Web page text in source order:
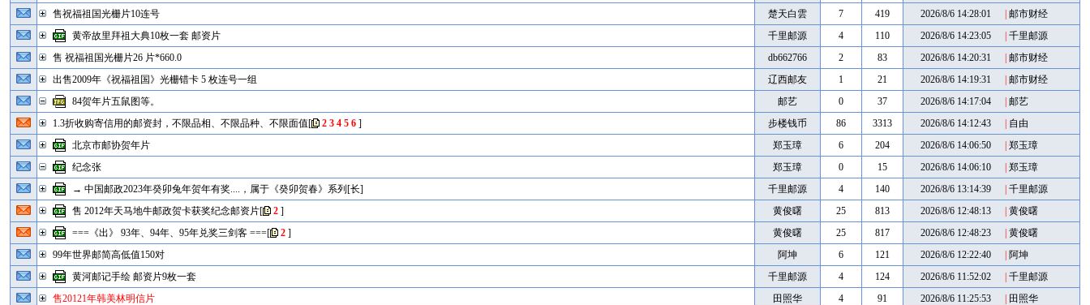
楚天白雲
7 419 2026/8/6 14:28:01 邮市财经
售祝福祖国光栅片10连号
千里邮源
4 110 2026/8/6 14:23:05 千里邮源
黄帝故里拜祖大典10枚一套 邮资片
db662766
2 83 2026/8/6 14:20:31 邮市财经
售 祝福祖国光栅片26 片*660.0
辽西邮友
1 21 2026/8/6 14:19:31 邮市财经
出售2009年《祝福祖国》光栅错卡 5 枚连号一组
邮艺
0 37 2026/8/6 14:17:04 邮艺
84贺年片五鼠图等。
步楼钱币
86 3313 2026/8/6 14:12:43 自由
1.3折收购寄信用的邮资封，不限品相、不限品种、不限面值[ 2 3 4 5 6 ]
郑玉璋
6 204 2026/8/6 14:06:50 郑玉璋
北京市邮协贺年片
郑玉璋
0 15 2026/8/6 14:06:10 郑玉璋
纪念张
千里邮源
4 140 2026/8/6 13:14:39 千里邮源
→ 中国邮政2023年癸卯兔年贺年有奖....，属于《癸卯贺春》系列[长]
黄俊曙
25 813 2026/8/6 12:48:13 黄俊曙
售 2012年天马地牛邮政贺卡获奖纪念邮资片[ 2 ]
黄俊曙
25 817 2026/8/6 12:48:23 黄俊曙
===《出》 93年、94年、95年兑奖三剑客 ===[ 2 ]
阿坤
6 121 2026/8/6 12:22:40 阿坤
99年世界邮简高低值150对
千里邮源
4 124 2026/8/6 11:52:02 千里邮源
黄河邮记手绘 邮资片9枚一套
田照华
4 91 2026/8/6 11:25:53 田照华
售20121年韩美林明信片